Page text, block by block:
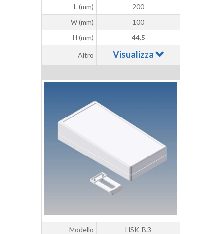
L (mm)
200
W (mm)
100
H (mm)
44,5
Altro Visualizza
Modello HSK-B.3